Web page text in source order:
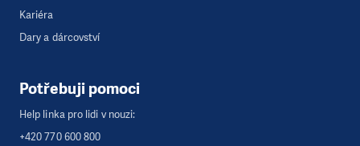
Kariéra
Dary a dárcovství
Potřebuji pomoci
Help linka pro lidi v nouzi:
+420 770 600 800